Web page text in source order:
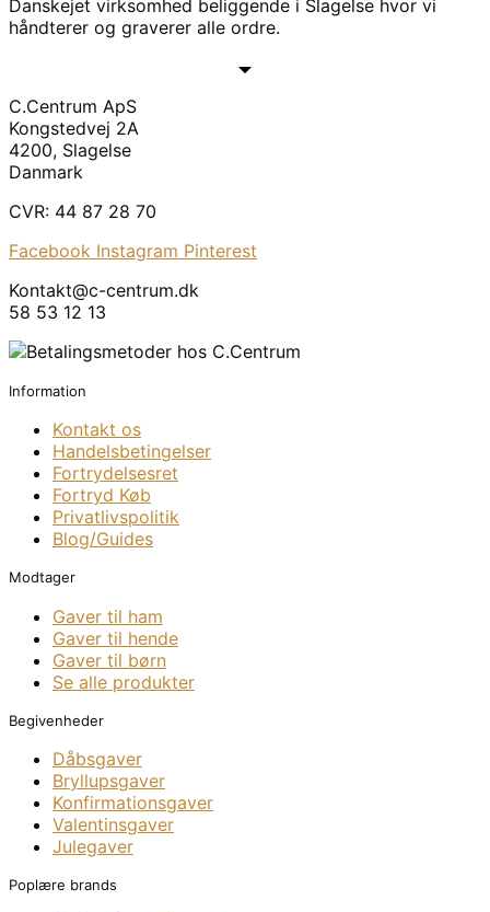
Danskejet virksomhed beliggende i Slagelse hvor vi
håndterer og graverer alle ordre.
C.Centrum ApS
Kongstedvej 2A
4200, Slagelse
Danmark
CVR: 44 87 28 70
Facebook Instagram Pinterest
Kontakt@c-centrum.dk
58 53 12 13
Information
Kontakt os
Handelsbetingelser
Fortrydelsesret
Fortryd Køb
Privatlivspolitik
Blog/Guides
Modtager
Gaver til ham
Gaver til hende
Gaver til børn
Se alle produkter
Begivenheder
Dåbsgaver
Bryllupsgaver
Konfirmationsgaver
Valentinsgaver
Julegaver
Poplære brands